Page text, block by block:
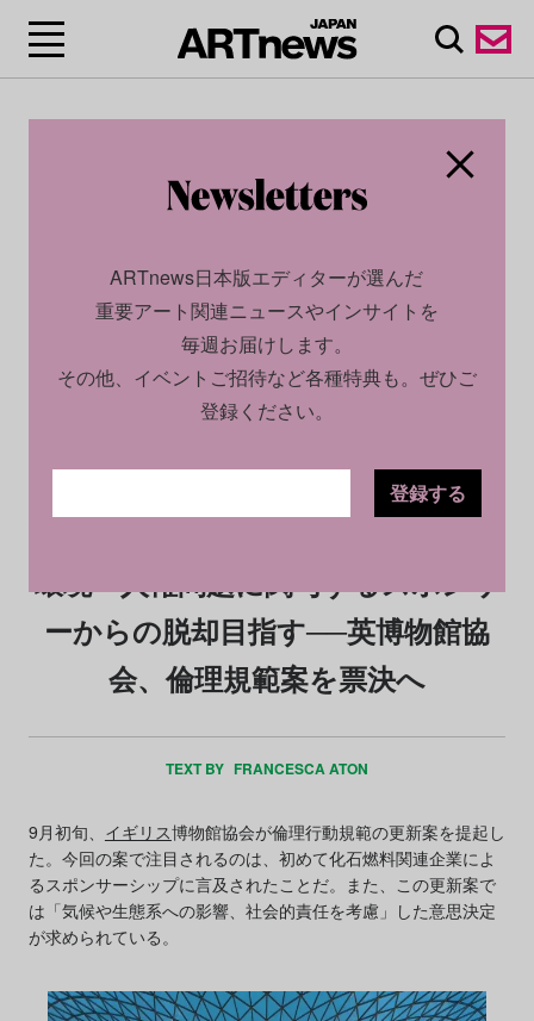
2025.09.08
環境・人権問題に関与するスポンサ
ーからの脱却目指す──英博物館協
会、倫理規範案を票決へ
TEXT BY FRANCESCA ATON
9月初旬、 イギリス博物館協会が倫理行動規範の更新案を提起し
た。今回の案で注目されるのは、初めて化石燃料関連企業によ
るスポンサーシップに言及されたことだ。また、この更新案で
は「気候や生態系への影響、社会的責任を考慮」した意思決定
が求められている。
ARTnews日本版エディターが選んだ
重要アート関連ニュースやインサイトを
毎週お届けします。
その他、イベントご招待など各種特典も。ぜひご
登録ください。
登録する